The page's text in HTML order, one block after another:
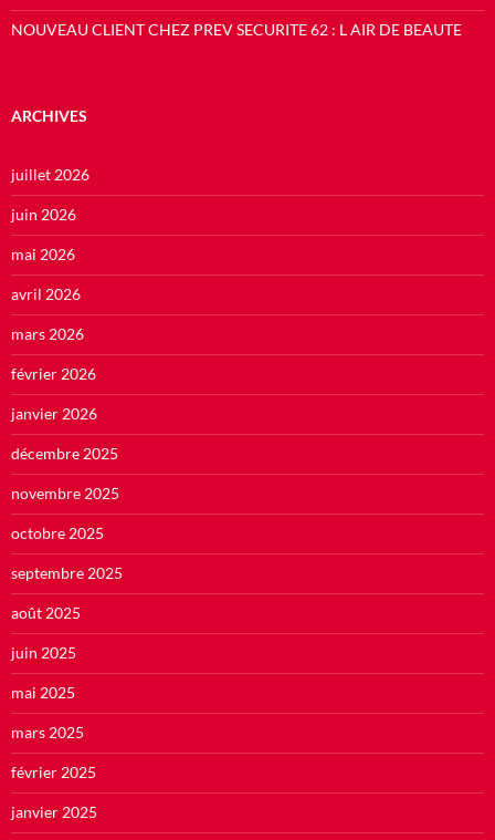
NOUVEAU CLIENT CHEZ PREV SECURITE 62 : L AIR DE BEAUTE
ARCHIVES
juillet 2026
juin 2026
mai 2026
avril 2026
mars 2026
février 2026
janvier 2026
décembre 2025
novembre 2025
octobre 2025
septembre 2025
août 2025
juin 2025
mai 2025
mars 2025
février 2025
janvier 2025